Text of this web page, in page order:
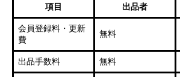
項目 出品者
会員登録料・更新
費
無料
出品手数料 無料